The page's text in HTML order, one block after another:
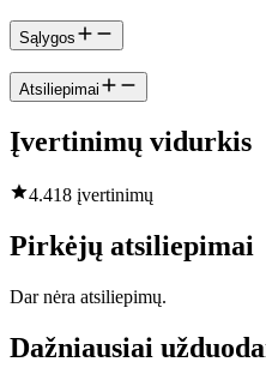
Sąlygos
Atsiliepimai
Įvertinimų vidurkis
4.418 įvertinimų
Pirkėjų atsiliepimai
Dar nėra atsiliepimų.
Dažniausiai